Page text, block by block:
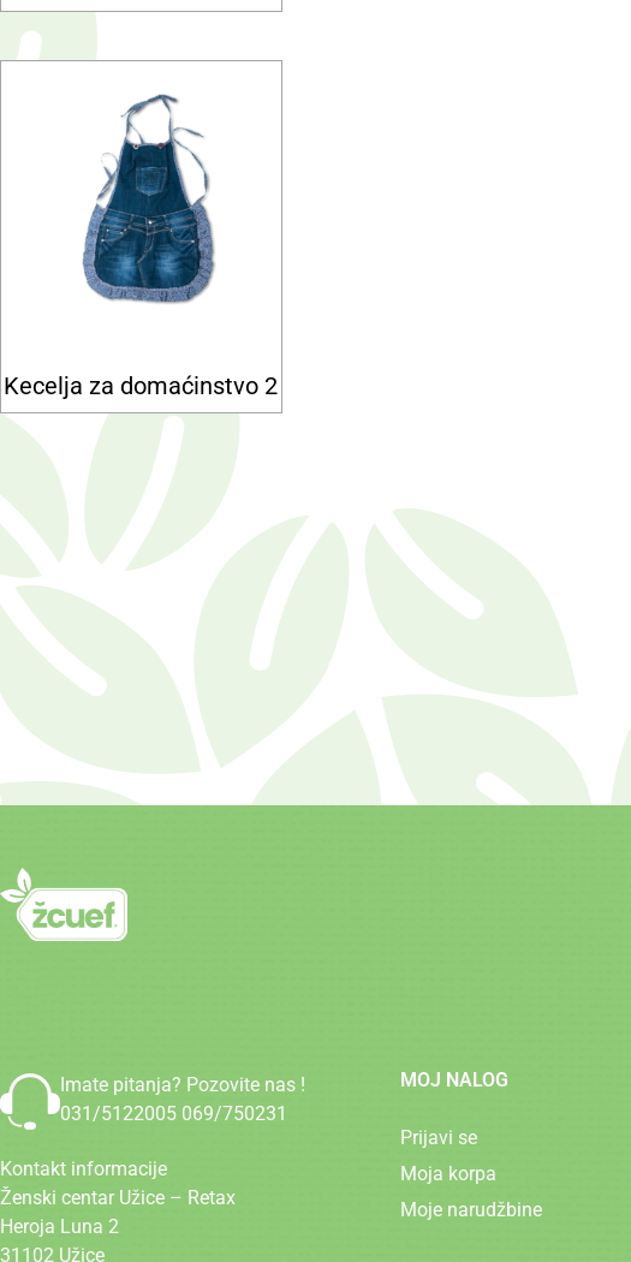
Kecelja za domaćinstvo 2
Imate pitanja? Pozovite nas !
031/5122005 069/750231
Kontakt informacije
Ženski centar Užice – Retax
Heroja Luna 2
31102 Užice
MOJ NALOG
Prijavi se
Moja korpa
Moje narudžbine